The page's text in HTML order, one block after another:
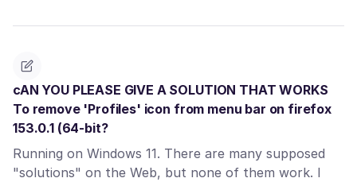
cAN YOU PLEASE GIVE A SOLUTION THAT WORKS
To remove 'Profiles' icon from menu bar on firefox
153.0.1 (64-bit?
Running on Windows 11. There are many supposed
"solutions" on the Web, but none of them work. I